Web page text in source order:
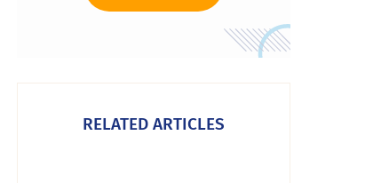
RELATED ARTICLES